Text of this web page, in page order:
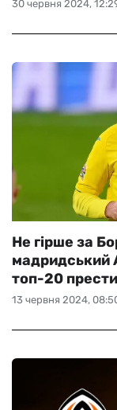
30 червня 2024,
13 червня 2024,
Не гірше за
мадридський
топ-20